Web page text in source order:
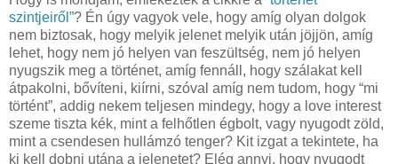
szintjeiről”? Én úgy vagyok vele, hogy amíg olyan dolgok
nem biztosak, hogy melyik jelenet melyik után jöjjön, amíg
lehet, hogy nem jó helyen van feszültség, nem jó helyen
nyugszik meg a történet, amíg fennáll, hogy szálakat kell
átpakolni, bővíteni, kiírni, szóval amíg nem tudom, hogy “mi
történt”, addig nekem teljesen mindegy, hogy a love interest
szeme tiszta kék, mint a felhőtlen égbolt, vagy nyugodt zöld,
mint a csendesen hullámzó tenger? Kit izgat a tekintete, ha
ki kell dobni utána a jelenetet? Elég annyi, hogy nyugodt